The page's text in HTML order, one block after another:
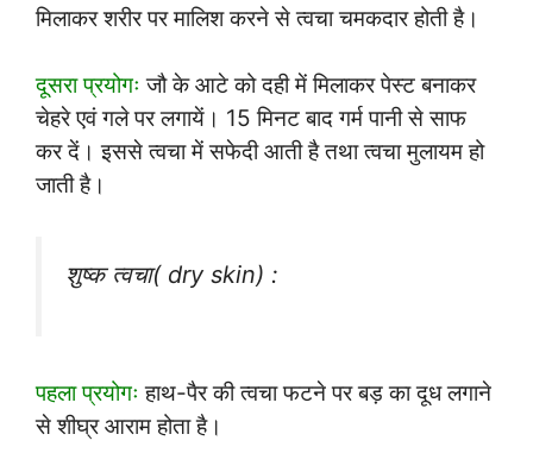
मिलाकर शरीर पर मालिश करने से त्वचा चमकदार होती है।
दूसरा प्रयोगः जौ के आटे को दही में मिलाकर पेस्ट बनाकर
चेहरे एवं गले पर लगायें। 15 मिनट बाद गर्म पानी से साफ
कर दें। इससे त्वचा में सफेदी आती है तथा त्वचा मुलायम हो
जाती है।
शुष्क त्वचा( dry skin) :
पहला प्रयोगः हाथ-पैर की त्वचा फटने पर बड़ का दूध लगाने
से शीघ्र आराम होता है।